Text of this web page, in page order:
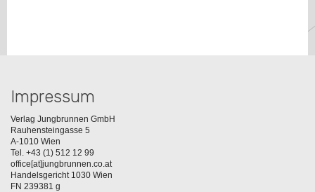
Impressum
Verlag Jungbrunnen GmbH
Rauhensteingasse 5
A-1010 Wien
Tel. +43 (1) 512 12 99
office[at]jungbrunnen.co.at
Handelsgericht 1030 Wien
FN 239381 g